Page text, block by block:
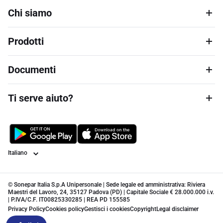
Chi siamo
Prodotti
Documenti
Ti serve aiuto?
Lingua
© Sonepar Italia S.p.A Unipersonale | Sede legale ed amministrativa: Riviera
Maestri del Lavoro, 24, 35127 Padova (PD) | Capitale Sociale € 28.000.000 i.v.
| P.IVA/C.F. IT00825330285 | REA PD 155585
Privacy PolicyCookies policyGestisci i cookiesCopyrightLegal disclaimer